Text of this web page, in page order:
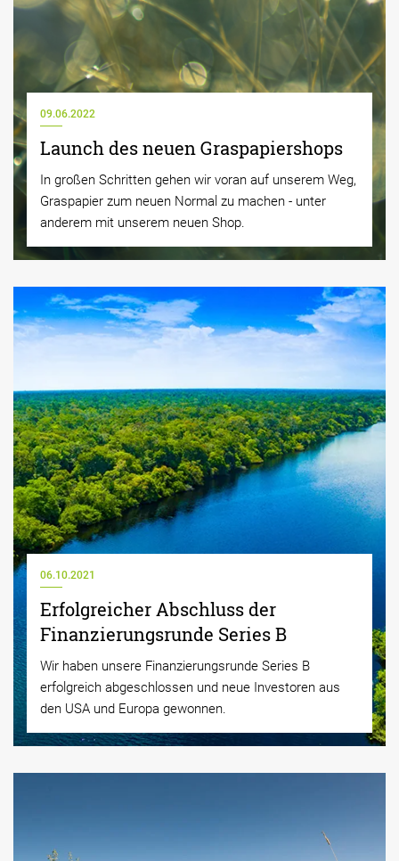
09.06.2022
Launch des neuen Graspapiershops
In großen Schritten gehen wir voran auf unserem Weg,
Graspapier zum neuen Normal zu machen - unter
anderem mit unserem neuen Shop.
06.10.2021
Erfolgreicher Abschluss der
Finanzierungsrunde Series B
Wir haben unsere Finanzierungsrunde Series B
erfolgreich abgeschlossen und neue Investoren aus
den USA und Europa gewonnen.